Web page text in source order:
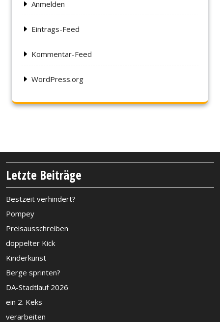
Anmelden
Eintrags-Feed
Kommentar-Feed
WordPress.org
Letzte Beiträge
Bestzeit verhindert?
Pompey
Preisausschreiben
doppelter Kick
Kinderkunst
Berge sprinten?
DA-Stadtlauf 2026
ein 2. Keks
verarbeiten